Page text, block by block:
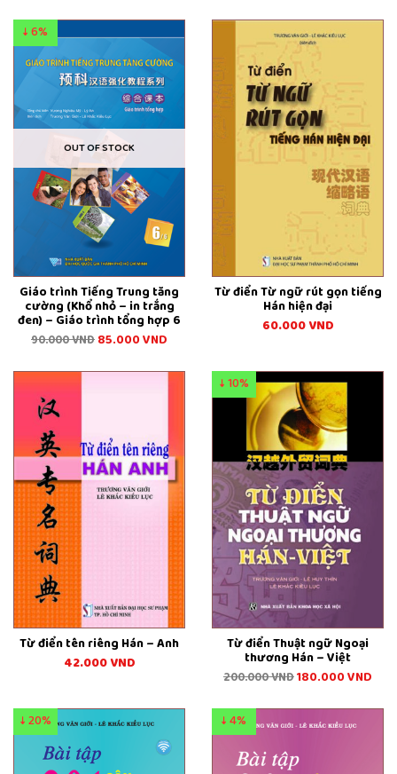
OUT OF STOCK
↓ 6%
Giáo trình Tiếng Trung tăng
cường (Khổ nhỏ – in trắng
đen) – Giáo trình tổng hợp 6
90.000VND85.000VND
Từ điển Từ ngữ rút gọn tiếng
Hán hiện đại
60.000VND
Từ điển tên riêng Hán – Anh
42.000VND
↓ 10%
Từ điển Thuật ngữ Ngoại
thương Hán – Việt
200.000VND180.000VND
↓ 20% ↓ 4%